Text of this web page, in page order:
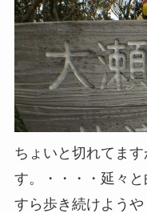
ちょいと切れてま
す。・・・・延々
すら歩き続けよう